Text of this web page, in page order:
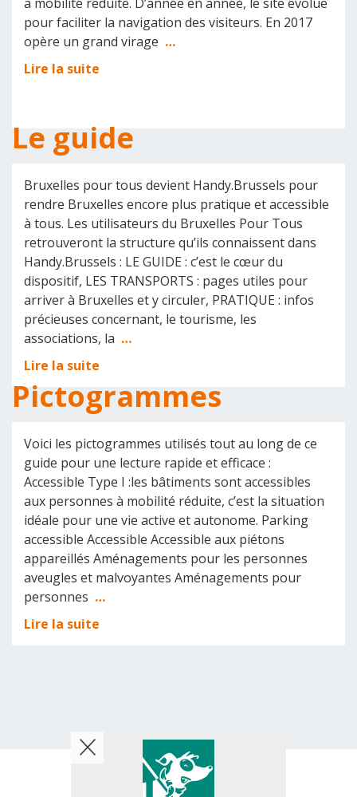
pour faciliter la navigation des visiteurs. En 2017
opère un grand virage …
Lire la suite
Le guide
Bruxelles pour tous devient Handy.Brussels pour
rendre Bruxelles encore plus pratique et accessible
à tous. Les utilisateurs du Bruxelles Pour Tous
retrouveront la structure qu’ils connaissent dans
Handy.Brussels : LE GUIDE : c’est le cœur du
dispositif, LES TRANSPORTS : pages utiles pour
arriver à Bruxelles et y circuler, PRATIQUE : infos
précieuses concernant, le tourisme, les
associations, la …
Lire la suite
Pictogrammes
Voici les pictogrammes utilisés tout au long de ce
guide pour une lecture rapide et efficace :
Accessible Type I :les bâtiments sont accessibles
aux personnes à mobilité réduite, c’est la situation
idéale pour une vie active et autonome. Parking
accessible Accessible Accessible aux piétons
appareillés Aménagements pour les personnes
aveugles et malvoyantes Aménagements pour
personnes …
Lire la suite
© 2026 AMT Concept - All rights reserved